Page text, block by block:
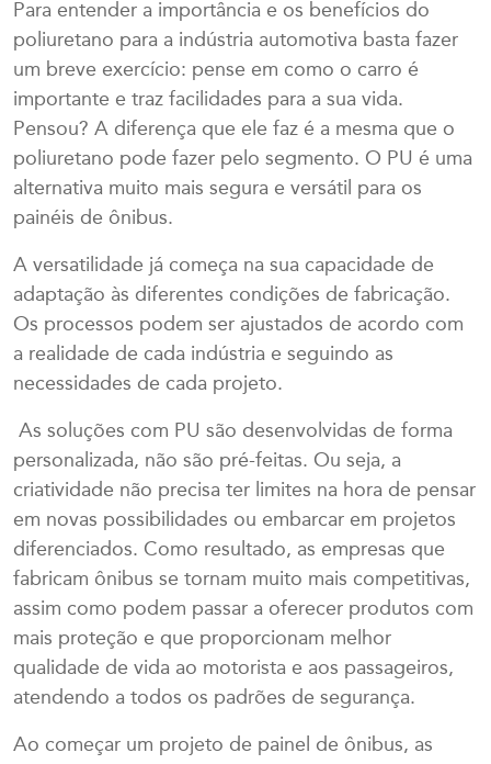
Para entender a importância e os benefícios do
poliuretano para a indústria automotiva basta fazer
um breve exercício: pense em como o carro é
importante e traz facilidades para a sua vida.
Pensou? A diferença que ele faz é a mesma que o
poliuretano pode fazer pelo segmento. O PU é uma
alternativa muito mais segura e versátil para os
painéis de ônibus.
A versatilidade já começa na sua capacidade de
adaptação às diferentes condições de fabricação.
Os processos podem ser ajustados de acordo com
a realidade de cada indústria e seguindo as
necessidades de cada projeto.
As soluções com PU são desenvolvidas de forma
personalizada, não são pré-feitas. Ou seja, a
criatividade não precisa ter limites na hora de pensar
em novas possibilidades ou embarcar em projetos
diferenciados. Como resultado, as empresas que
fabricam ônibus se tornam muito mais competitivas,
assim como podem passar a oferecer produtos com
mais proteção e que proporcionam melhor
qualidade de vida ao motorista e aos passageiros,
atendendo a todos os padrões de segurança.
Ao começar um projeto de painel de ônibus, as